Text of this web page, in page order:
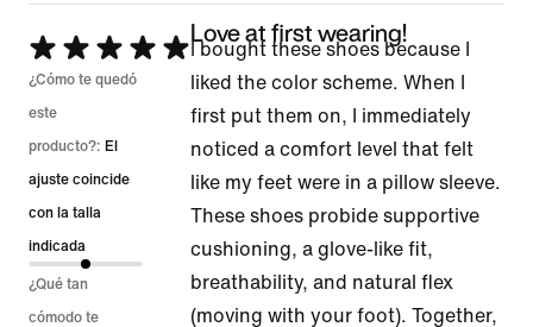
Se
calificó
con
5
de
5
¿Cómo te quedó
este
producto?: El
ajuste coincide
con la talla
indicada
¿Qué tan
cómodo te
Love at first wearing!
I bought these shoes because I
liked the color scheme. When I
first put them on, I immediately
noticed a comfort level that felt
like my feet were in a pillow sleeve.
These shoes probide supportive
cushioning, a glove-like fit,
breathability, and natural flex
(moving with your foot). Together,